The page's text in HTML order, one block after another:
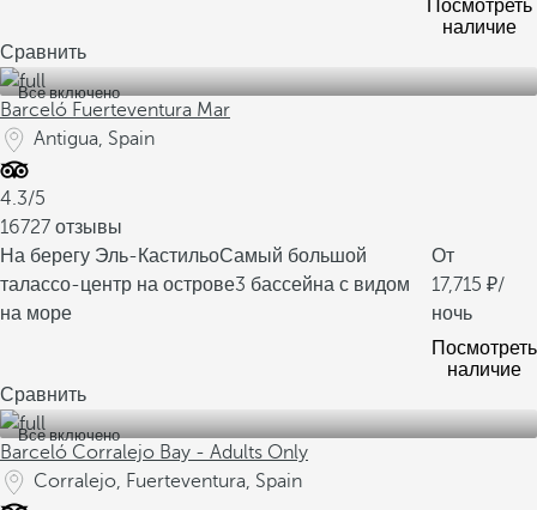
Посмотреть
наличие
Сравнить
Все включено
Barceló Fuerteventura Mar
Antigua, Spain
4.3/5
16727 отзывы
На берегу Эль-КастильоСамый большой
талассо-центр на острове3 бассейна с видом
на море
От
17,715
/
ночь
Посмотреть
наличие
Сравнить
Все включено
Barceló Corralejo Bay - Adults Only
Corralejo, Fuerteventura, Spain